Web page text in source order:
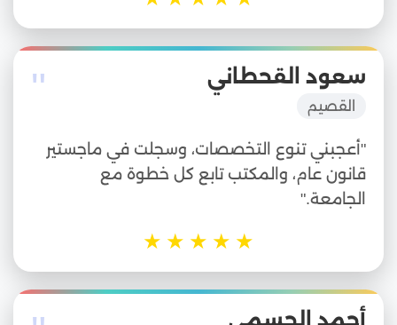
" سعود القحطاني
القصيم
"أعجبني تنوع التخصصات، وسجلت في ماجستير
قانون عام، والمكتب تابع كل خطوة مع
الجامعة."
★
★
★
★
★
أحمد الجسمي